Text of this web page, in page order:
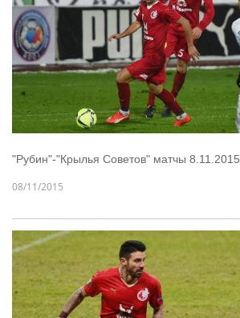
"Рубин"-"Крылья Советов" матчы 8.11.2015
08/11/2015